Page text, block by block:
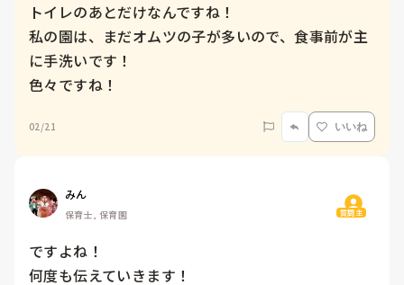
トイレのあとだけなんですね！
私の園は、まだオムツの子が多いので、食事前が主
に手洗いです！
色々ですね！
02/21 いいね
みん
保育士, 保育園 質問主
ですよね！
何度も伝えていきます！